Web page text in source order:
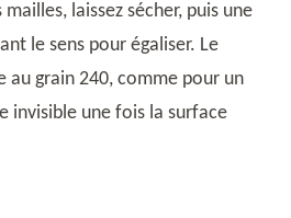
laissez sécher, puis une
le sens pour égaliser. Le
au grain 240, comme pour un
invisible une fois la surface